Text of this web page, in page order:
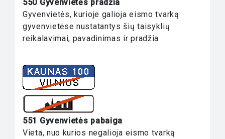
550 Gyvenvietės pradžia
Gyvenvietės, kurioje galioja eismo tvarką
gyvenvietėse nustatantys šių taisyklių
reikalavimai, pavadinimas ir pradžia
551 Gyvenvietės pabaiga
Vieta, nuo kurios negalioja eismo tvarką